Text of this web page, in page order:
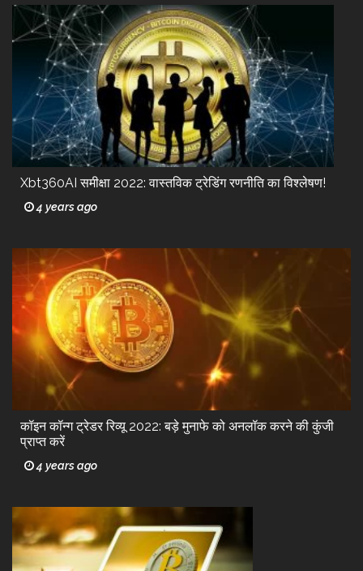
Xbt360AI समीक्षा 2022: वास्तविक ट्रेडिंग रणनीति का विश्लेषण!
4 years ago
कॉइन कॉन्ग ट्रेडर रिव्यू 2022: बड़े मुनाफे को अनलॉक करने की कुंजी
प्राप्त करें
4 years ago